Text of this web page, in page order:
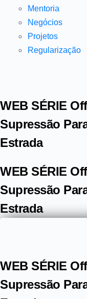
Mentoria
Negócios
Projetos
Regularização
WEB SÉRIE
Supressão
Estrada
WEB SÉRIE
Supressão
Estrada
WEB SÉRIE
Supressão